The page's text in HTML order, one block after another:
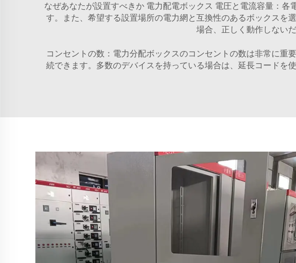
なぜあなたが設置すべきか 電力配電ボックス 電圧と電流容量：各
す。また、希望する設置場所の電力網と互換性のあるボックスを
場合、正しく動作しない
コンセントの数：電力分配ボックスのコンセントの数は非常に
続できます。多数のデバイスを持っている場合は、延長コードを